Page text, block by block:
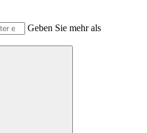
Geben Sie mehr als